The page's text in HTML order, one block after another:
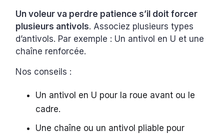
Un voleur va perdre patience s’il doit forcer
plusieurs antivols. Associez plusieurs types
d’antivols. Par exemple : Un antivol en U et une
chaîne renforcée.
Nos conseils :
Un antivol en U pour la roue avant ou le
cadre.
Une chaîne ou un antivol pliable pour